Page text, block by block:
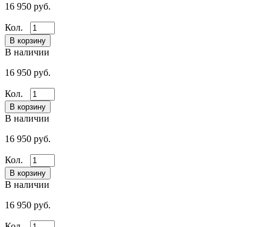
16 950 руб.
Кол.
В наличии
16 950 руб.
Кол.
В наличии
16 950 руб.
Кол.
В наличии
16 950 руб.